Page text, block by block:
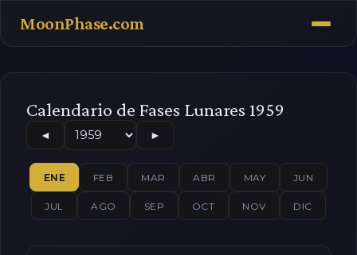
MoonPhase.com
Calendario de Fases Lunares 1959
◄ ►
ENE FEB MAR ABR MAY JUN
JUL AGO SEP OCT NOV DIC